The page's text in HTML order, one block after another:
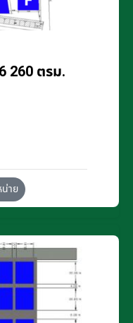
260 ตรม.
าย